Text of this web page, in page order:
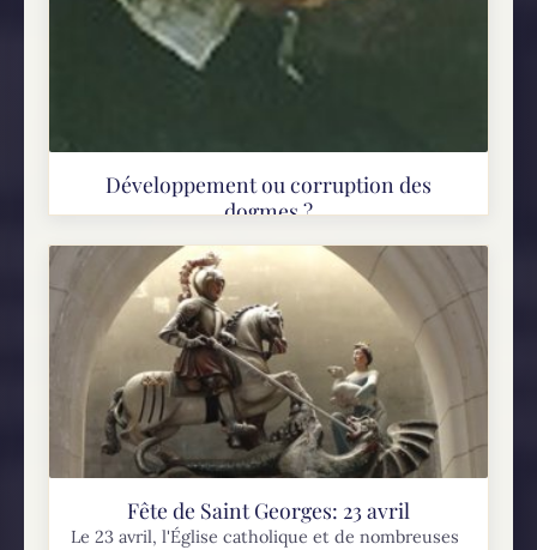
Développement ou corruption des
dogmes ?
primordial lorsqu’on veut partager la foi
catholique avec les chrétiens non catholiques.
Cela est important, car l’Église catholique
affirme qu’elle est l’Église fondée...
Fête de Saint Georges: 23 avril
Le 23 avril, l'Église catholique et de nombreuses